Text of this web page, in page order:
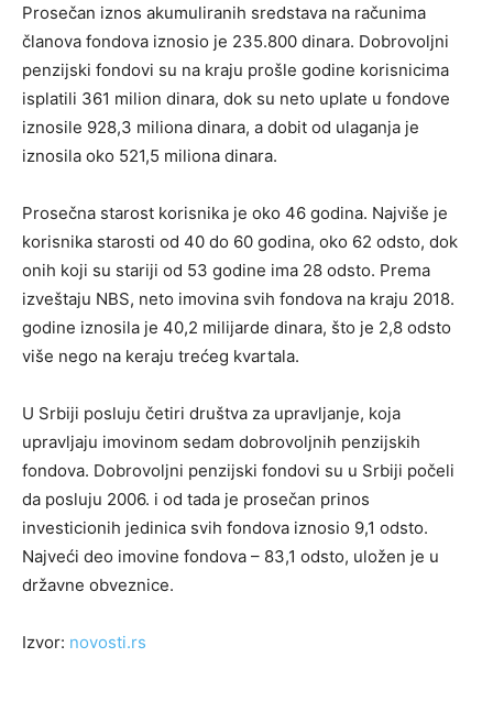
Prosečan iznos akumuliranih sredstava na računima
članova fondova iznosio je 235.800 dinara. Dobrovoljni
penzijski fondovi su na kraju prošle godine korisnicima
isplatili 361 milion dinara, dok su neto uplate u fondove
iznosile 928,3 miliona dinara, a dobit od ulaganja je
iznosila oko 521,5 miliona dinara.
Prosečna starost korisnika je oko 46 godina. Najviše je
korisnika starosti od 40 do 60 godina, oko 62 odsto, dok
onih koji su stariji od 53 godine ima 28 odsto. Prema
izveštaju NBS, neto imovina svih fondova na kraju 2018.
godine iznosila je 40,2 milijarde dinara, što je 2,8 odsto
više nego na keraju trećeg kvartala.
U Srbiji posluju četiri društva za upravljanje, koja
upravljaju imovinom sedam dobrovoljnih penzijskih
fondova. Dobrovoljni penzijski fondovi su u Srbiji počeli
da posluju 2006. i od tada je prosečan prinos
investicionih jedinica svih fondova iznosio 9,1 odsto.
Najveći deo imovine fondova – 83,1 odsto, uložen je u
državne obveznice.
Izvor: novosti.rs